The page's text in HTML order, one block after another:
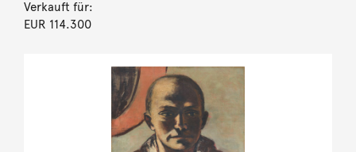
Verkauft für:
EUR 114.300